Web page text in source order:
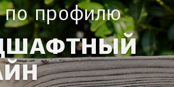
по профилю